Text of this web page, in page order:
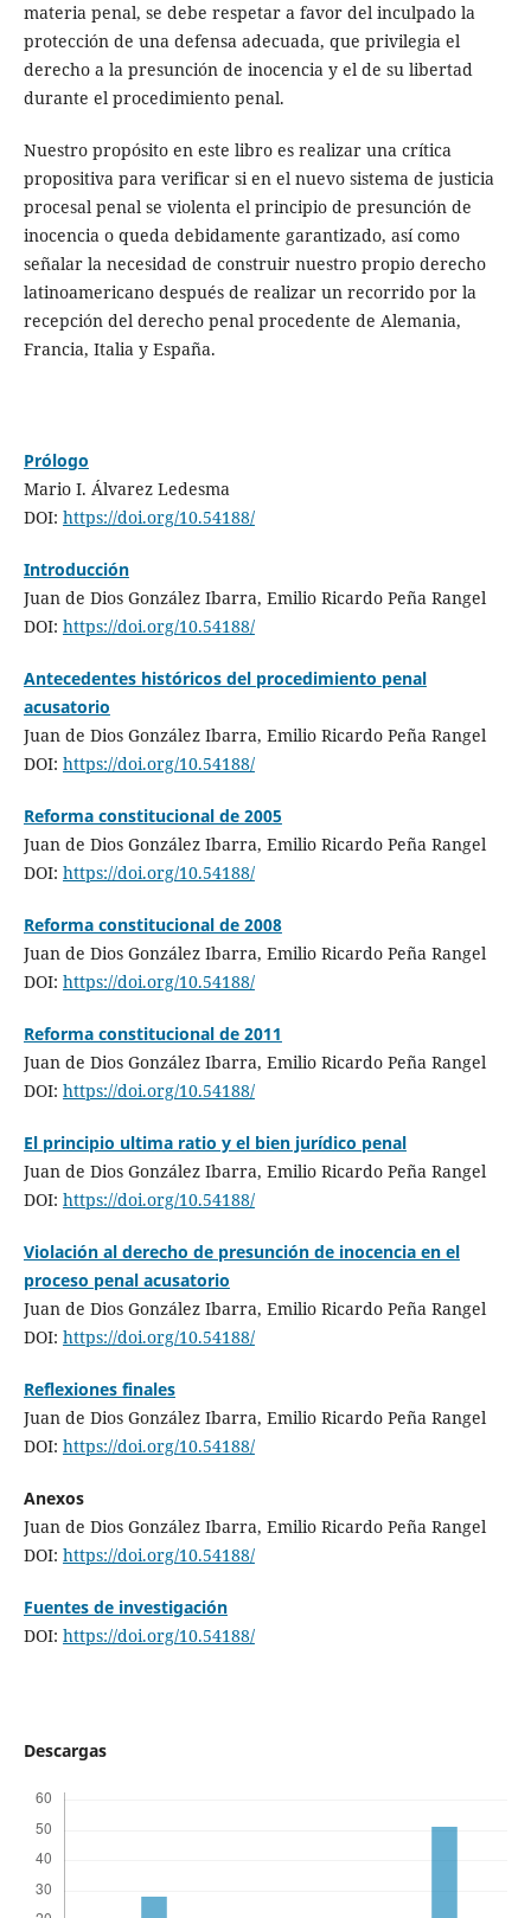
materia penal, se debe respetar a favor del inculpado la
protección de una defensa adecuada, que privilegia el
derecho a la presunción de inocencia y el de su libertad
durante el procedimiento penal.
Nuestro propósito en este libro es realizar una crítica
propositiva para verificar si en el nuevo sistema de justicia
procesal penal se violenta el principio de presunción de
inocencia o queda debidamente garantizado, así como
señalar la necesidad de construir nuestro propio derecho
latinoamericano después de realizar un recorrido por la
recepción del derecho penal procedente de Alemania,
Francia, Italia y España.
Prólogo
Mario I. Álvarez Ledesma
DOI: https://doi.org/10.54188/
Introducción
Juan de Dios González Ibarra, Emilio Ricardo Peña Rangel
DOI: https://doi.org/10.54188/
Antecedentes históricos del procedimiento penal
acusatorio
Juan de Dios González Ibarra, Emilio Ricardo Peña Rangel
DOI: https://doi.org/10.54188/
Reforma constitucional de 2005
Juan de Dios González Ibarra, Emilio Ricardo Peña Rangel
DOI: https://doi.org/10.54188/
Reforma constitucional de 2008
Juan de Dios González Ibarra, Emilio Ricardo Peña Rangel
DOI: https://doi.org/10.54188/
Reforma constitucional de 2011
Juan de Dios González Ibarra, Emilio Ricardo Peña Rangel
DOI: https://doi.org/10.54188/
El principio ultima ratio y el bien jurídico penal
Juan de Dios González Ibarra, Emilio Ricardo Peña Rangel
DOI: https://doi.org/10.54188/
Violación al derecho de presunción de inocencia en el
proceso penal acusatorio
Juan de Dios González Ibarra, Emilio Ricardo Peña Rangel
DOI: https://doi.org/10.54188/
Reflexiones finales
Juan de Dios González Ibarra, Emilio Ricardo Peña Rangel
DOI: https://doi.org/10.54188/
Anexos
Juan de Dios González Ibarra, Emilio Ricardo Peña Rangel
DOI: https://doi.org/10.54188/
Fuentes de investigación
DOI: https://doi.org/10.54188/
Descargas